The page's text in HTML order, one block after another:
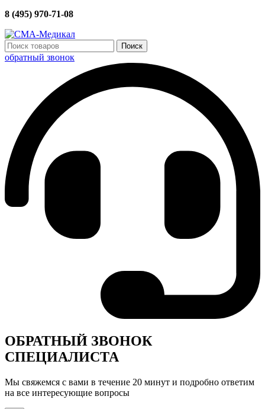
8 (495) 970-71-08
Поиск
обратный звонок
ОБРАТНЫЙ ЗВОНОК
СПЕЦИАЛИСТА
Мы свяжемся с вами в течение 20 минут и подробно ответим
на все интересующие вопросы